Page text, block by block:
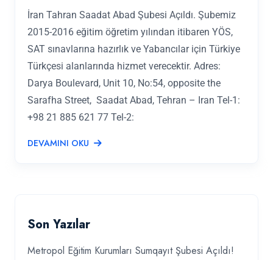
İran Tahran Saadat Abad Şubesi Açıldı. Şubemiz
2015-2016 eğitim öğretim yılından itibaren YÖS,
SAT sınavlarına hazırlık ve Yabancılar için Türkiye
Türkçesi alanlarında hizmet verecektir. Adres:
Darya Boulevard, Unit 10, No:54, opposite the
Sarafha Street, Saadat Abad, Tehran – Iran Tel-1:
+98 21 885 621 77 Tel-2:
DEVAMINI OKU
Son Yazılar
Metropol Eğitim Kurumları Sumqayıt Şubesi Açıldı!